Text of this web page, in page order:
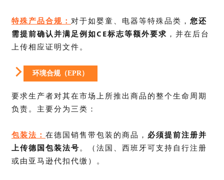
特殊产品合规： 对于如婴童、电器等特殊品类， 您还
需提前确认并满足例如CE标志等额外要求 ，并在后台
上传相应证明文件。
环境合规（EPR）
要求⽣产者对其在市场上所推出商品的整个生命周期
负责。主要分为三类：
包装法： 在德国销售带包装的商品， 必须提前注册并
上传德国包装法号 。（法国、西班牙可支持自行注册
或由亚马逊代扣代缴）。